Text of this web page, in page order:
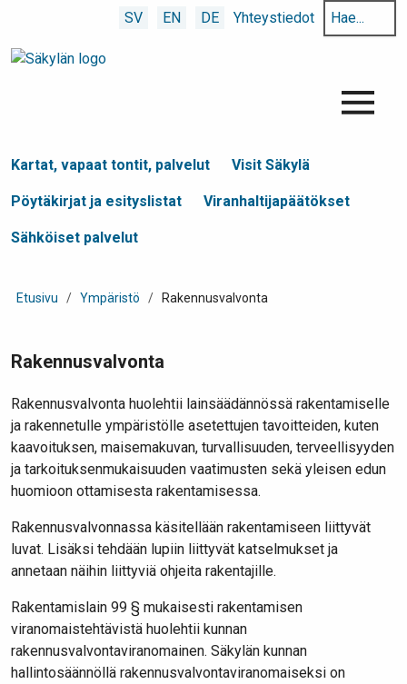
SV EN DE Yhteystiedot
Hae
hakusanalla:
Menu
Kartat, vapaat tontit, palvelut Visit Säkylä
Pöytäkirjat ja esityslistat Viranhaltijapäätökset
Sähköiset palvelut
Etusivu / Ympäristö / Rakennusvalvonta
Rakennusvalvonta
Rakennusvalvonta huolehtii lainsäädännössä rakentamiselle
ja rakennetulle ympäristölle asetettujen tavoitteiden, kuten
kaavoituksen, maisemakuvan, turvallisuuden, terveellisyyden
ja tarkoituksenmukaisuuden vaatimusten sekä yleisen edun
huomioon ottamisesta rakentamisessa.
Rakennusvalvonnassa käsitellään rakentamiseen liittyvät
luvat. Lisäksi tehdään lupiin liittyvät katselmukset ja
annetaan näihin liittyviä ohjeita rakentajille.
Rakentamislain 99 § mukaisesti rakentamisen
viranomaistehtävistä huolehtii kunnan
rakennusvalvontaviranomainen. Säkylän kunnan
hallintosäännöllä rakennusvalvontaviranomaiseksi on